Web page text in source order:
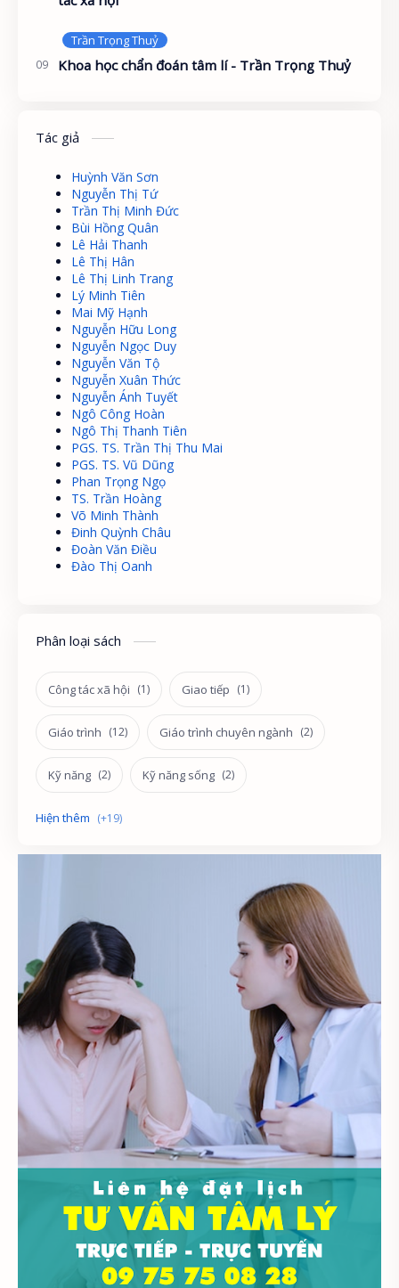
Khoa học chẩn đoán tâm lí - Trần Trọng Thuỷ
Tác giả
Huỳnh Văn Sơn
Nguyễn Thị Tứ
Trần Thị Minh Đức
Bùi Hồng Quân
Lê Hải Thanh
Lê Thị Hân
Lê Thị Linh Trang
Lý Minh Tiên
Mai Mỹ Hạnh
Nguyễn Hữu Long
Nguyễn Ngọc Duy
Nguyễn Văn Tộ
Nguyễn Xuân Thức
Nguyễn Ánh Tuyết
Ngô Công Hoàn
Ngô Thị Thanh Tiên
PGS. TS. Trần Thị Thu Mai
PGS. TS. Vũ Dũng
Phan Trọng Ngọ
TS. Trần Hoàng
Võ Minh Thành
Đinh Quỳnh Châu
Đoàn Văn Điều
Đào Thị Oanh
Phân loại sách
Công tác xã hội Giao tiếp
Giáo trình Giáo trình chuyên ngành
Kỹ năng Kỹ năng sống
Phát triển
Tham vấn - trị liệu Trắc nghiệm
Tài liệu môn học Tài liệu ôn tập
Tâm lý học Tâm lý học dạy học
Tâm lý học lứa tuổi Tâm lý học phát triển
Tâm lý học trẻ em Tâm lý học xã hội
Tâm lý học đại cương Đại cương
Đại học